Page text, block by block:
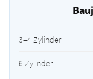
3–4 Zylinder
6 Zylinder